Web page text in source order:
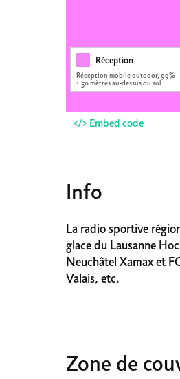
Réception
Réception mobile outdoor, 99%
1.50 mètres au-dessus du sol
</> Embed code
Info
La radio sportive
glace du Lausanne
Neuchâtel Xamax et
Valais, etc.
Zone de